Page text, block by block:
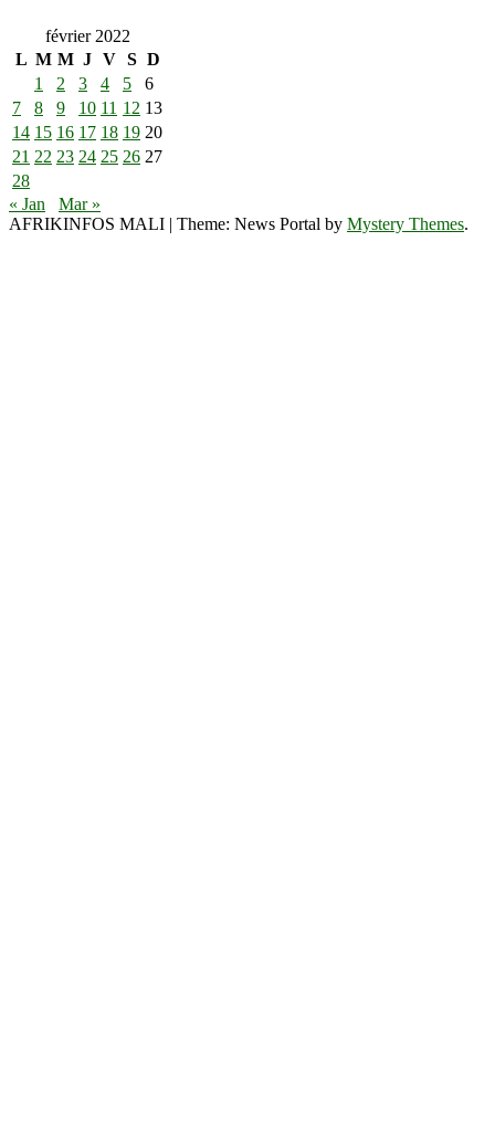
février 2022
L M M J V S D
1
2 3 4 5
6
7
8 9 10 11 12 13
14 15 16 17 18 19 20
21 22 23 24 25 26 27
28
« Jan
Mar »
AFRIKINFOS MALI | Theme: News Portal by Mystery Themes.